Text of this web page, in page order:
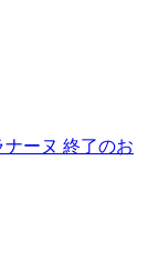
ナーヌ 終了のお